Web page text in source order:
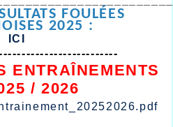
FOULÉES
2025 :
ICI
ENTRAÎNEMENTS
/ 2026